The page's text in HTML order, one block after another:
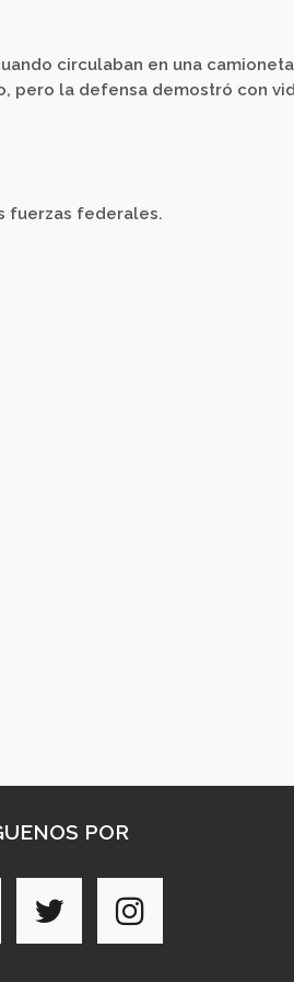
circulaban en una camioneta
pero la defensa demostró con
fuerzas federales.
POR